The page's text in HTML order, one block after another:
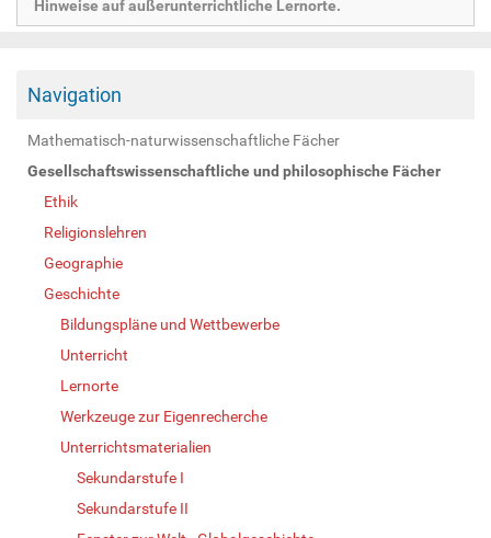
Hinweise auf außerunterrichtliche Lernorte.
Navigation
Mathematisch-naturwissenschaftliche Fächer
Gesellschaftswissenschaftliche und philosophische Fächer
Ethik
Religionslehren
Geographie
Geschichte
Bildungspläne und Wettbewerbe
Unterricht
Lernorte
Werkzeuge zur Eigenrecherche
Unterrichtsmaterialien
Sekundarstufe I
Sekundarstufe II